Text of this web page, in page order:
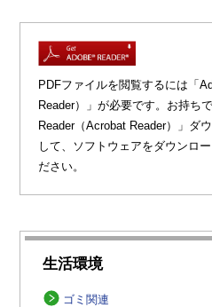
生活環境
ゴミ関連
PDFファイルを閲覧するには「
Reader）」が必要です。お持ち
Reader（Acrobat Reader）」ダ
して、ソフトウェアをダウンロ
ださい。